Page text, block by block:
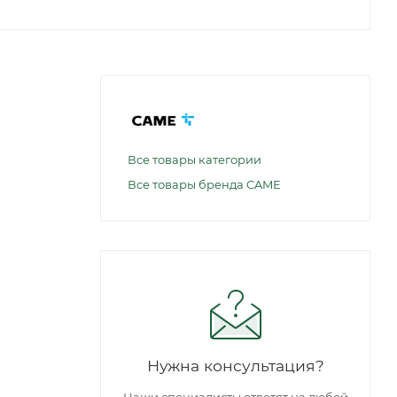
Все товары категории
Все товары бренда CAME
Нужна консультация?